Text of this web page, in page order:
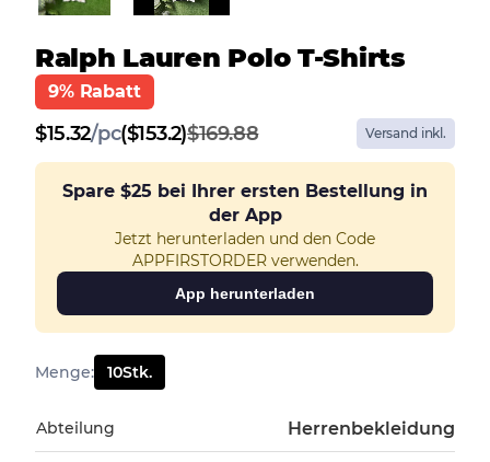
Ralph Lauren Polo T-Shirts
9% Rabatt
$15.32/pc($153.2)$169.88 Versand inkl.
Spare $25 bei Ihrer ersten Bestellung in
der App
Jetzt herunterladen und den Code
APPFIRSTORDER verwenden.
App herunterladen
Menge: 10Stk.
Abteilung Herrenbekleidung